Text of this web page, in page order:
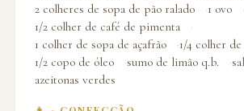
2 colheres de sopa de pão ralado
1 ovo
1/2 colher de café de pimenta
1 colher de sopa de açafrão
1/4 colher
1/2 copo de óleo
sumo de limão q.b.
azeitonas verdes